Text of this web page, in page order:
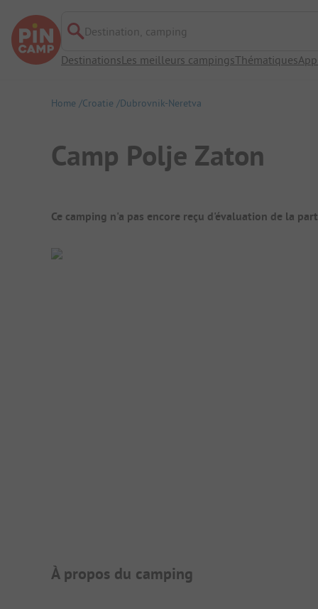
Destination, camping
DestinationsLes meilleurs campingsThématiquesApp
Home Croatie Dubrovnik-Neretva
Camp Polje Zaton
Aperçu du camping
Ce camping n'a pas encore reçu d'évaluation de la
Présentation du camping
À propos du camping